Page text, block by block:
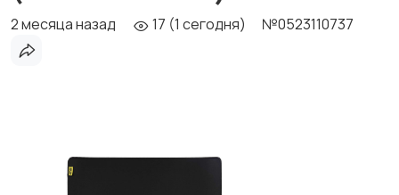
2 месяца назад 17 (1 сегодня) №0523110737